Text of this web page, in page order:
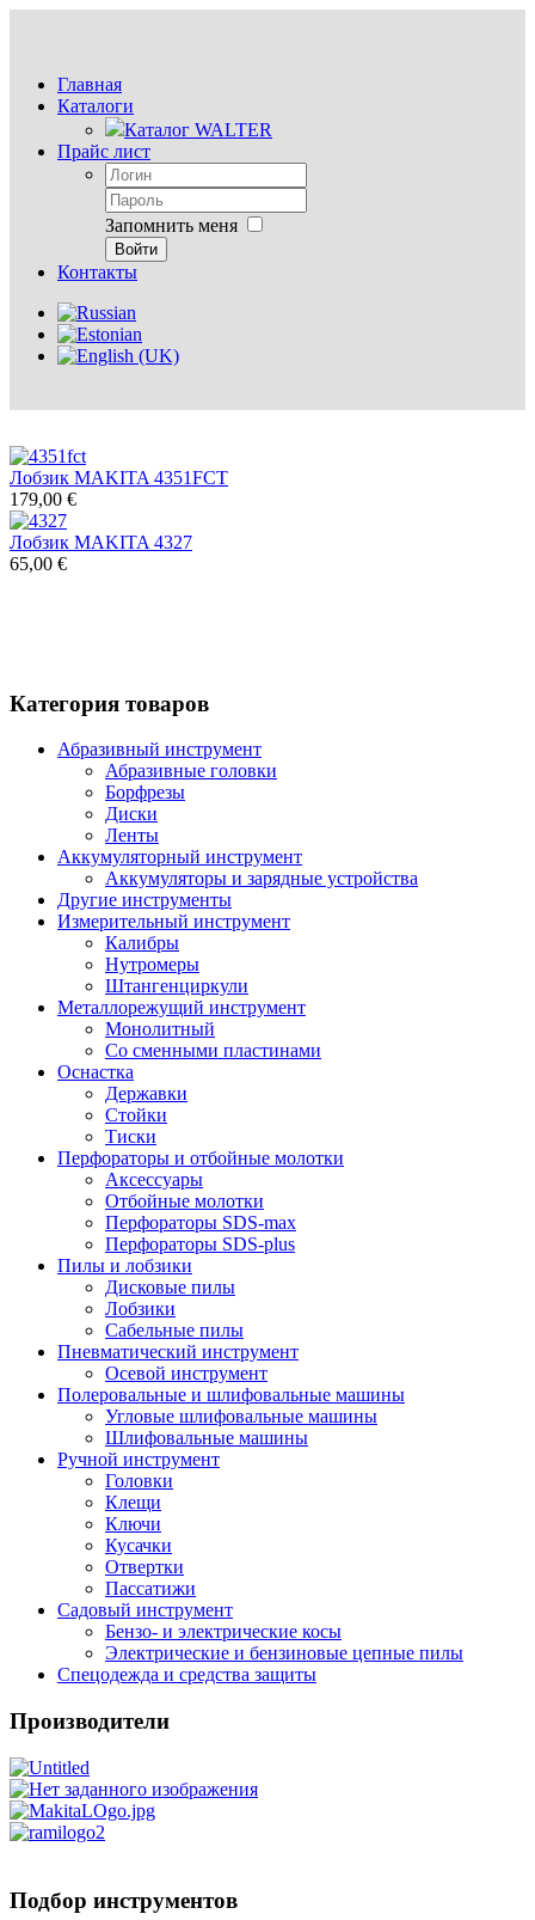
Главная
Каталоги
Каталог WALTER
Прайс лист
Запомнить меня
Войти
Контакты
Лобзик MAKITA 4351FCT
179,00 €
Лобзик MAKITA 4327
65,00 €
Категория товаров
Абразивный инструмент
Абразивные головки
Борфрезы
Диски
Ленты
Аккумуляторный инструмент
Аккумуляторы и зарядные устройства
Другие инструменты
Измерительный инструмент
Калибры
Нутромеры
Штангенциркули
Металлорежущий инструмент
Монолитный
Со сменными пластинами
Оснастка
Державки
Стойки
Тиски
Перфораторы и отбойные молотки
Аксессуары
Отбойные молотки
Перфораторы SDS-max
Перфораторы SDS-plus
Пилы и лобзики
Дисковые пилы
Лобзики
Сабельные пилы
Пневматический инструмент
Осевой инструмент
Полеровальные и шлифовальные машины
Угловые шлифовальные машины
Шлифовальные машины
Ручной инструмент
Головки
Клещи
Ключи
Кусачки
Отвертки
Пассатижи
Садовый инструмент
Бензо- и электрические косы
Электрические и бензиновые цепные пилы
Спецодежда и средства защиты
Производители
Подбор инструментов